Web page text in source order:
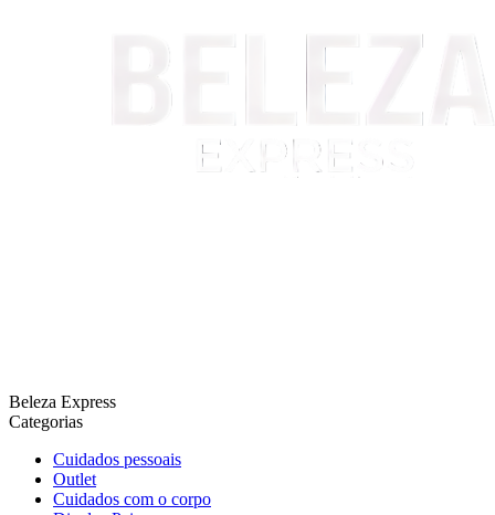
Beleza Express
Categorias
Cuidados pessoais
Outlet
Cuidados com o corpo